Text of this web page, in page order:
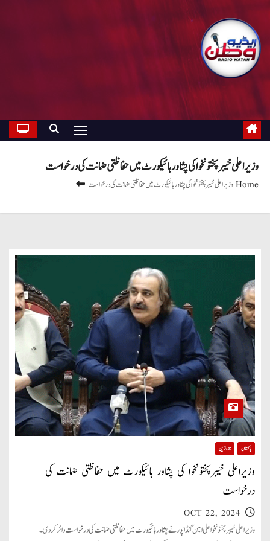
وزیراعلی خیبرپختونخوا کی پشاور ہائیکورٹ میں حفاظتی ضمانت کی درخواست
Homeوزیراعلی خیبرپختونخوا کی پشاور ہائیکورٹ میں حفاظتی ضمانت کی درخواست
پاکستان تازہ ترین
وزیراعلی خیبرپختونخوا کی پشاور ہائیکورٹ میں حفاظتی ضمانت کی
درخواست
OCT 22, 2024
وزیراعلی خیبرپختونخوا علی امین گنڈاپور نے پشاور ہائیکورٹ میں حفاظتی ضمانت کی درخواست دائر کردی۔